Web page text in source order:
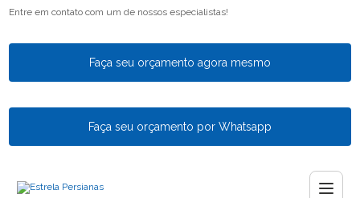
Entre em contato com um de nossos especialistas!
Faça seu orçamento agora mesmo
Faça seu orçamento por Whatsapp